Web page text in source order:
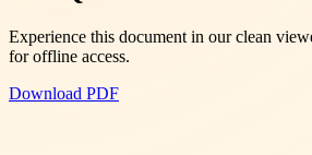
Experience this document in our clean
for offline access.
Download PDF